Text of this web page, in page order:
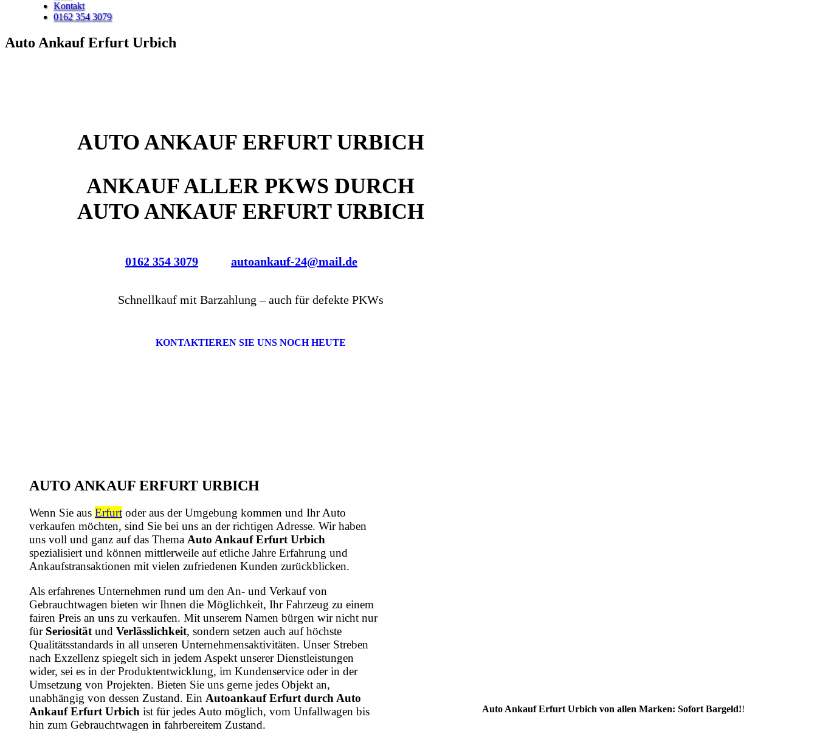
Kontakt
0162 354 3079
Auto Ankauf Erfurt Urbich
AUTO ANKAUF ERFURT URBICH
ANKAUF ALLER PKWS DURCH
AUTO ANKAUF ERFURT URBICH
0162 354 3079 autoankauf-24@mail.de
Schnellkauf mit Barzahlung – auch für defekte PKWs
KONTAKTIEREN SIE UNS NOCH HEUTE
AUTO ANKAUF ERFURT URBICH
Wenn Sie aus Erfurt oder aus der Umgebung kommen und Ihr Auto
verkaufen möchten, sind Sie bei uns an der richtigen Adresse. Wir haben
uns voll und ganz auf das Thema Auto Ankauf Erfurt Urbich
spezialisiert und können mittlerweile auf etliche Jahre Erfahrung und
Ankaufstransaktionen mit vielen zufriedenen Kunden zurückblicken.
Als erfahrenes Unternehmen rund um den An- und Verkauf von
Gebrauchtwagen bieten wir Ihnen die Möglichkeit, Ihr Fahrzeug zu einem
fairen Preis an uns zu verkaufen. Mit unserem Namen bürgen wir nicht nur
für Seriositätund Verlässlichkeit, sondern setzen auch auf höchste
Qualitätsstandards in all unseren Unternehmensaktivitäten. Unser Streben
nach Exzellenz spiegelt sich in jedem Aspekt unserer Dienstleistungen
wider, sei es in der Produktentwicklung, im Kundenservice oder in der
Umsetzung von Projekten. Bieten Sie uns gerne jedes Objekt an,
unabhängig von dessen Zustand. Ein Autoankauf Erfurt durch Auto
Ankauf Erfurt Urbich ist für jedes Auto möglich, vom Unfallwagen bis
hin zum Gebrauchtwagen in fahrbereitem Zustand.
Auto Ankauf Erfurt Urbich von allen Marken: Sofort Bargeld!!